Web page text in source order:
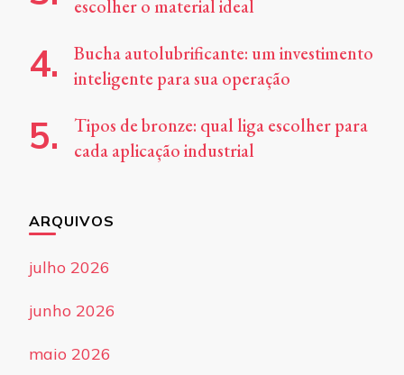
escolher o material ideal
Bucha autolubrificante: um investimento
inteligente para sua operação
Tipos de bronze: qual liga escolher para
cada aplicação industrial
ARQUIVOS
julho 2026
junho 2026
maio 2026